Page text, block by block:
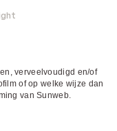
verveelvoudigd en/of
of op welke wijze dan
van Sunweb.